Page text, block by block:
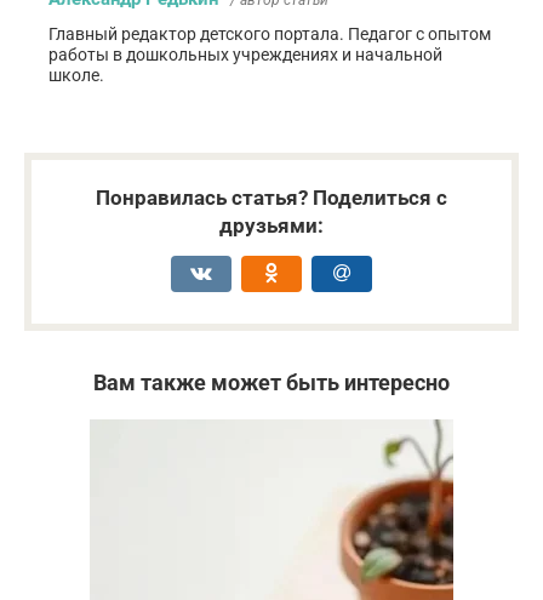
Главный редактор детского портала. Педагог с опытом
работы в дошкольных учреждениях и начальной
школе.
Понравилась статья? Поделиться с
друзьями:
Вам также может быть интересно